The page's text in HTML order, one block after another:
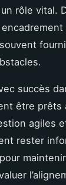
rôle vital.
succès
être prêts
agiles
rester